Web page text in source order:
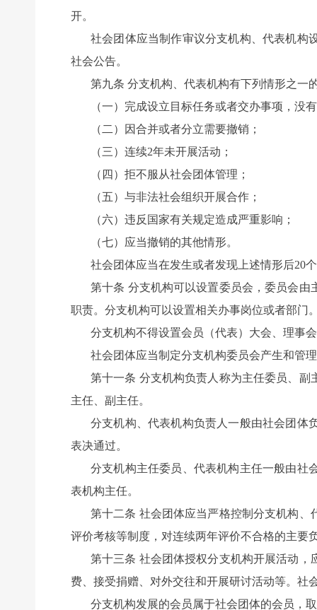
开。
社会团体应当制作审议分支机构、代表机构
社会公告。
第九条 分支机构、代表机构有下列情形之一
（一）完成设立目标任务或者交办事项，没
（二）因合并或者分立需要撤销；
（三）连续2年未开展活动；
（四）拒不服从社会团体管理；
（五）与非法社会组织开展合作；
（六）违反国家有关规定造成严重影响；
（七）应当撤销的其他情形。
社会团体应当在发生或者发现上述情形后20
第十条 分支机构可以设置委员会，委员会
职责。分支机构可以设置相关办事岗位或者部门
分支机构不得设置会员（代表）大会、理事
社会团体应当制定分支机构委员会产生和管
第十一条 分支机构负责人称为主任委员、
主任、副主任。
分支机构、代表机构负责人一般由社会团体
表决通过。
分支机构主任委员、代表机构主任一般由社
表机构主任。
第十二条 社会团体应当严格控制分支机构
评价考核等制度，对连续两年评价不合格的主要
第十三条 社会团体授权分支机构开展活动
费、接受捐赠、对外交往和开展研讨活动等。社
分支机构发展的会员属于社会团体的会员，